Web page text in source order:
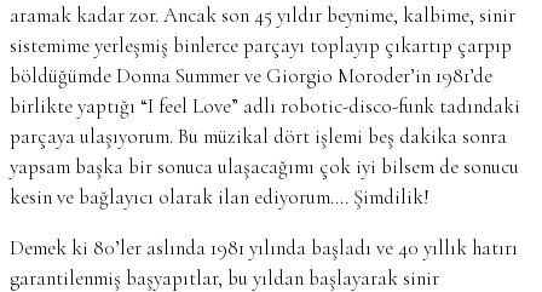
aramak kadar zor. Ancak son 45 yıldır beynime, kalbime, sinir
sistemime yerleşmiş binlerce parçayı toplayıp çıkartıp çarpıp
böldüğümde Donna Summer ve Giorgio Moroder’in 1981’de
birlikte yaptığı “I feel Love” adlı robotic-disco-funk tadındaki
parçaya ulaşıyorum. Bu müzikal dört işlemi beş dakika sonra
yapsam başka bir sonuca ulaşacağımı çok iyi bilsem de sonucu
kesin ve bağlayıcı olarak ilan ediyorum…. Şimdilik!
Demek ki 80’ler aslında 1981 yılında başladı ve 40 yıllık hatırı
garantilenmiş başyapıtlar, bu yıldan başlayarak sinir